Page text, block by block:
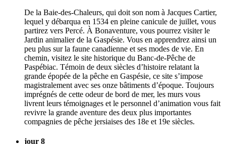
De la Baie-des-Chaleurs, qui doit son nom à Jacques Cartier,
lequel y débarqua en 1534 en pleine canicule de juillet, vous
partirez vers Percé. À Bonaventure, vous pourrez visiter le
Jardin animalier de la Gaspésie. Vous en apprendrez ainsi un
peu plus sur la faune canadienne et ses modes de vie. En
chemin, visitez le site historique du Banc-de-Pêche de
Paspébiac. Témoin de deux siècles d’histoire relatant la
grande épopée de la pêche en Gaspésie, ce site s’impose
magistralement avec ses onze bâtiments d’époque. Toujours
imprégnés de cette odeur de bord de mer, les murs vous
livrent leurs témoignages et le personnel d’animation vous fait
revivre la grande aventure des deux plus importantes
compagnies de pêche jersiaises des 18e et 19e siècles.
jour 8